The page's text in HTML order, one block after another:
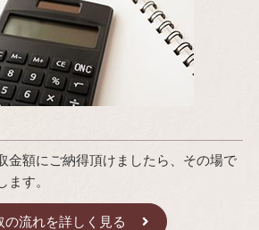
金額にご納得頂けましたら、その場で
す。
の流れを詳しく見る